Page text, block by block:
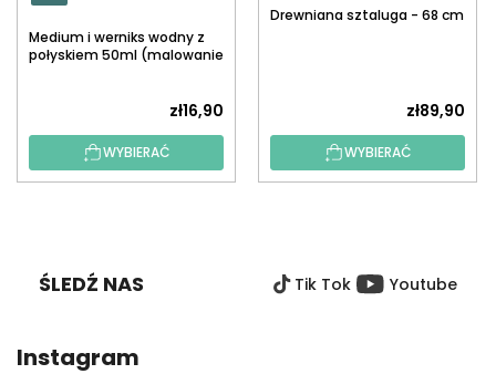
Medium i werniks wodny z
połyskiem 50ml (malowanie
zł16,90
WYBIERAĆ
Drewniana sztaluga - 68 cm
zł89,90
WYBIERAĆ
ŚLEDŹ NAS Tik Tok Youtube
Instagram